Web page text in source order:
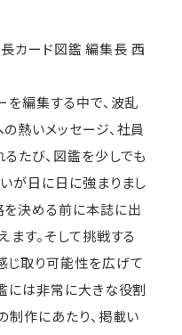
カード図鑑 編集長 西
を編集する中で、波乱
熱いメッセージ、社員
たび、図鑑を少しでも
が日に日に強まりまし
決める前に本誌に出
ます。そして挑戦する
じ取り可能性を広げて
には非常に大きな役割
制作にあたり、掲載い